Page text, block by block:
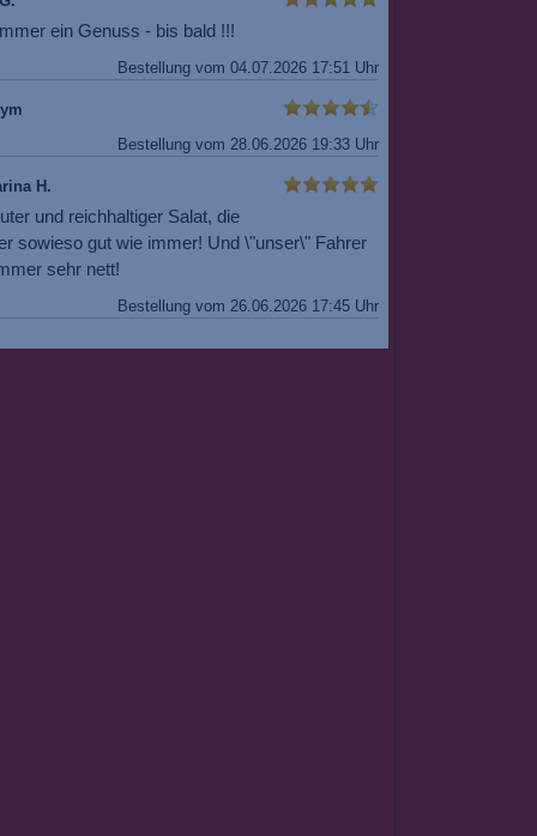
ein Genuss - bis bald !!!
Bestellung vom 04.07.2026 17:51 Uhr
Bestellung vom 28.06.2026 19:33 Uhr
H.
und reichhaltiger Salat, die
sowieso gut wie immer! Und \"unser\" Fahrer
sehr nett!
Bestellung vom 26.06.2026 17:45 Uhr